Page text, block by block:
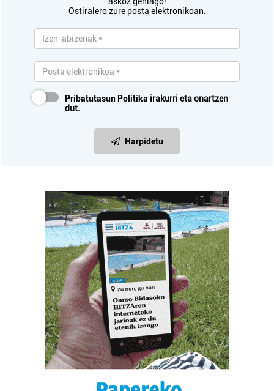
Ostiralero zure posta elektronikoan.
Pribatutasun Politika irakurri eta onartzen
dut.
Harpidetu